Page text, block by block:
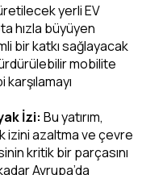
yerli EV
hızla büyüyen
bir katkı sağlayacak
mobilite
İzi: Bu yatırım,
izini azaltma ve çevre
kritik bir parçasını
Avrupa’da